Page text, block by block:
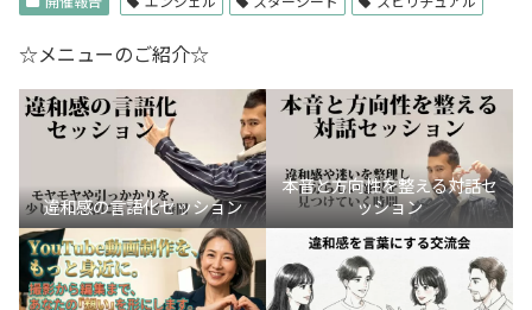
☆メニューのご紹介☆
違和感の言語化セッション
本音と方向性を整える対話セ
ッション